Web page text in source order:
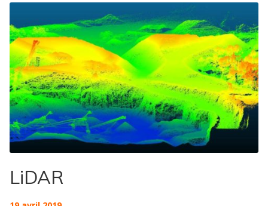
LiDAR